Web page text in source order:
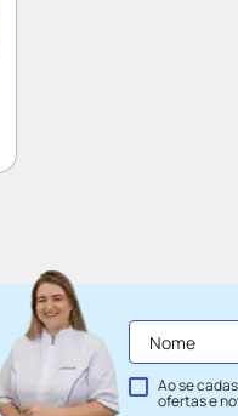
Ao se
ofertas e